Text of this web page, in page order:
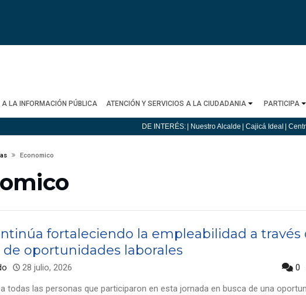
LA INFORMACIÓN PÚBLICA ATENCIÓN Y SERVICIOS A LA CIUDADANIA PARTICIPA
DE INTERÉS: | Nuestro Alcalde | Cajicá Ideal |
Economico
fortaleciendo la empleabilidad a través
de oportunidades laborales
28 julio, 2026 0
todas las personas que participaron en esta jornada en busca de una